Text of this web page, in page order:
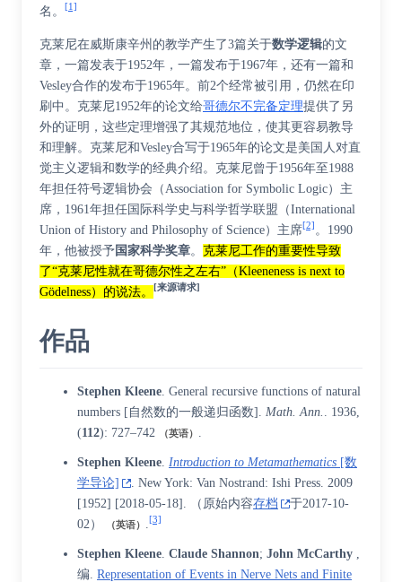
名。
[1]
克莱尼在威斯康辛州的教学产生了3篇关于数学逻辑的文
章，一篇发表于1952年，一篇发布于1967年，还有一篇和
Vesley合作的发布于1965年。前2个经常被引用，仍然在印
刷中。克莱尼1952年的论文给哥德尔不完备定理提供了另
外的证明，这些定理增强了其规范地位，使其更容易教导
和理解。克莱尼和Vesley合写于1965年的论文是美国人对直
觉主义逻辑和数学的经典介绍。克莱尼曾于1956年至1988
年担任符号逻辑协会（Association for Symbolic Logic）主
席，1961年担任国际科学史与科学哲学联盟（International
Union of History and Philosophy of Science）主席[2] 。1990
年，他被授予国家科学奖章。 克莱尼工作的重要性导致
了“克莱尼性就在哥德尔性之左右”（Kleeneness is next to
Gödelness）的说法。
[来源请求]
作品
Stephen Kleene . General recursive functions of natural
numbers [自然数的一般递归函数]. Math. Ann.
. 1936,
(112): 727–742 （英语）
Stephen Kleene Introduction to Metamathematics [数
学导论]
. New York: Van Nostrand: Ishi Press. 2009
[1952] [2018-05-18] . （原始内容存档
于2017-10-
02）
（英语） [3]
Stephen Kleene Claude Shannon; John McCarthy
编. Representation of Events in Nerve Nets and Finite